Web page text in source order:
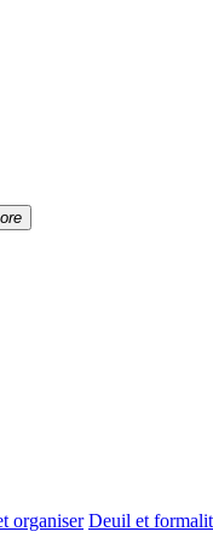
organiser Deuil et